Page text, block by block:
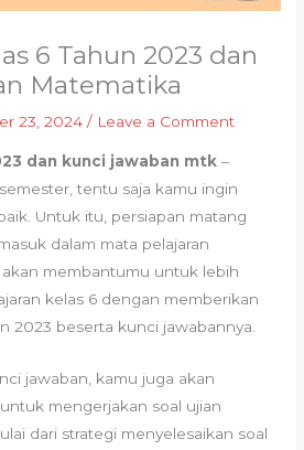
6 Tahun 2023 dan
Matematika
23, 2024/ Leave a Comment
dan kunci jawaban mtk –
tentu saja kamu ingin
Untuk itu, persiapan matang
dalam mata pelajaran
membantumu untuk lebih
kelas 6 dengan memberikan
2023 beserta kunci jawabannya.
jawaban, kamu juga akan
mengerjakan soal ujian
dari strategi menyelesaikan soal